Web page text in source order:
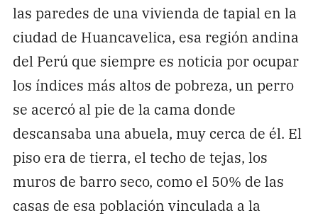
SÍGUENOS
las paredes de una vivienda de tapial en la
ciudad de Huancavelica, esa región andina
del Perú que siempre es noticia por ocupar
los índices más altos de pobreza, un perro
se acercó al pie de la cama donde
descansaba una abuela, muy cerca de él. El
piso era de tierra, el techo de tejas, los
muros de barro seco, como el 50% de las
casas de esa población vinculada a la